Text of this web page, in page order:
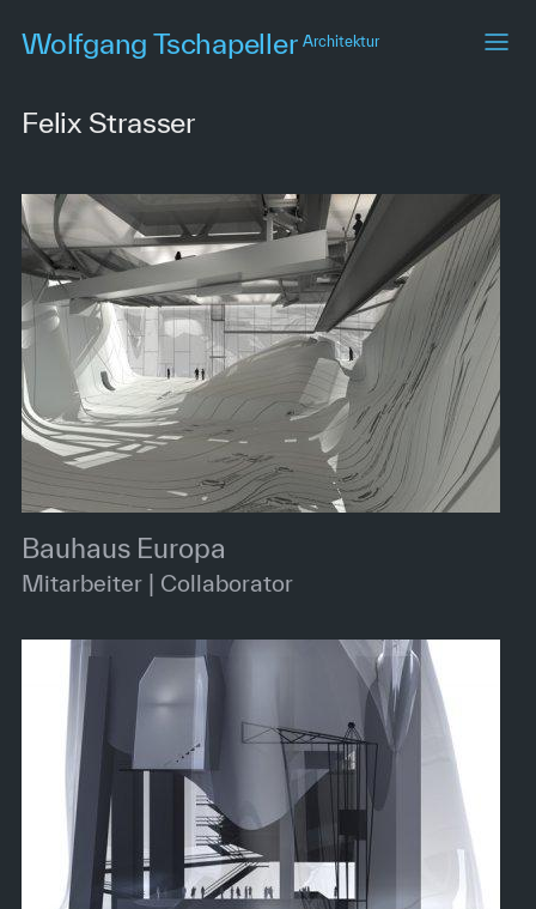
content
Wolfgang TschapellerArchitektur
Felix Strasser
Bauhaus Europa
Mitarbeiter | Collaborator